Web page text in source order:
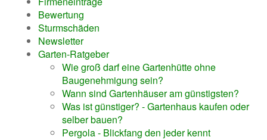
Bewertung
Sturmschäden
Newsletter
Garten-Ratgeber
Wie groß darf eine Gartenhütte ohne
Baugenehmigung sein?
Wann sind Gartenhäuser am günstigsten?
Was ist günstiger? - Gartenhaus kaufen oder
selber bauen?
Pergola - Blickfang den jeder kennt